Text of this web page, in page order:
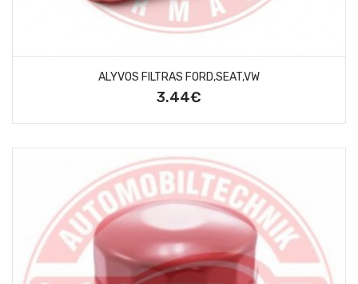
ALYVOS FILTRAS FORD,SEAT,VW
3.44€